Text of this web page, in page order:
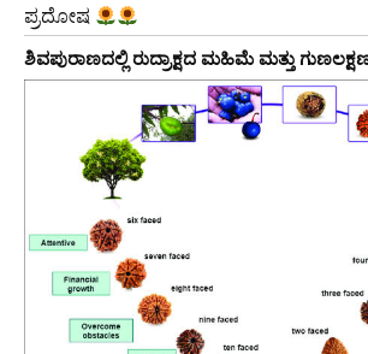
ಪ್ರದೋಷ
ಶಿವಪುರಾಣದಲ್ಲಿ ರುದ್ರಾಕ್ಷದ ಮಹಿಮೆ ಮತ್ತು